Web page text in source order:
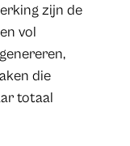
zijn de
vol
die
totaal